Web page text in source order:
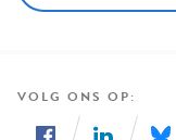
VOLG ONS OP